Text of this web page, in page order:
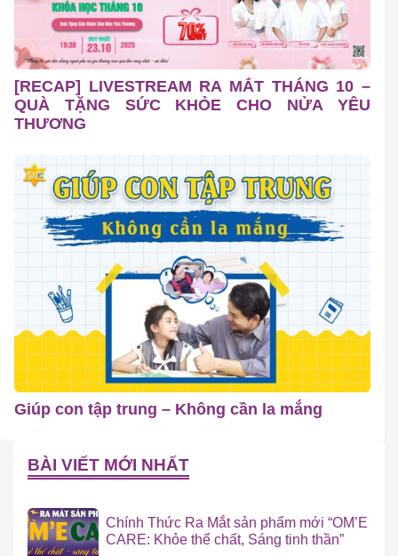
[RECAP] LIVESTREAM RA MẮT THÁNG 10 –
QUÀ TẶNG SỨC KHỎE CHO NỬA YÊU
THƯƠNG
Giúp con tập trung – Không cần la mắng
BÀI VIẾT MỚI NHẤT
Chính Thức Ra Mắt sản phẩm mới “OM’E
CARE: Khỏe thể chất, Sáng tinh thần”